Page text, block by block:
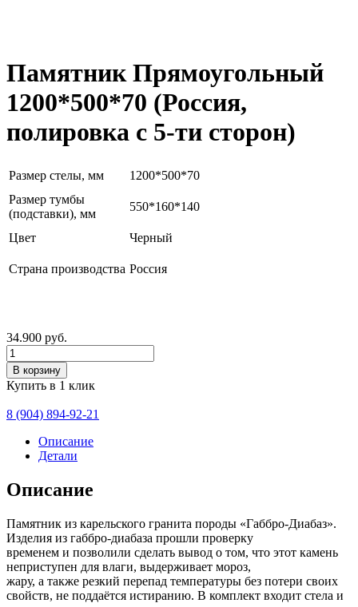
Памятник Прямоугольный
1200*500*70 (Россия,
полировка с 5-ти сторон)
Размер стелы, мм
1200*500*70
Размер тумбы
(подставки), мм
550*160*140
Цвет Черный
Страна производства Россия
34.900 руб.
Количество
В корзину
Купить в 1 клик
8 (904) 894-92-21
Описание
Детали
Описание
Памятник из карельского гранита породы «Габбро-Диабаз».
Изделия из габбро-диабаза прошли проверку
временем и позволили сделать вывод о том, что этот камень
неприступен для влаги, выдерживает мороз,
жару, а также резкий перепад температуры без потери своих
свойств, не поддаётся истиранию. В комплект входит стела и